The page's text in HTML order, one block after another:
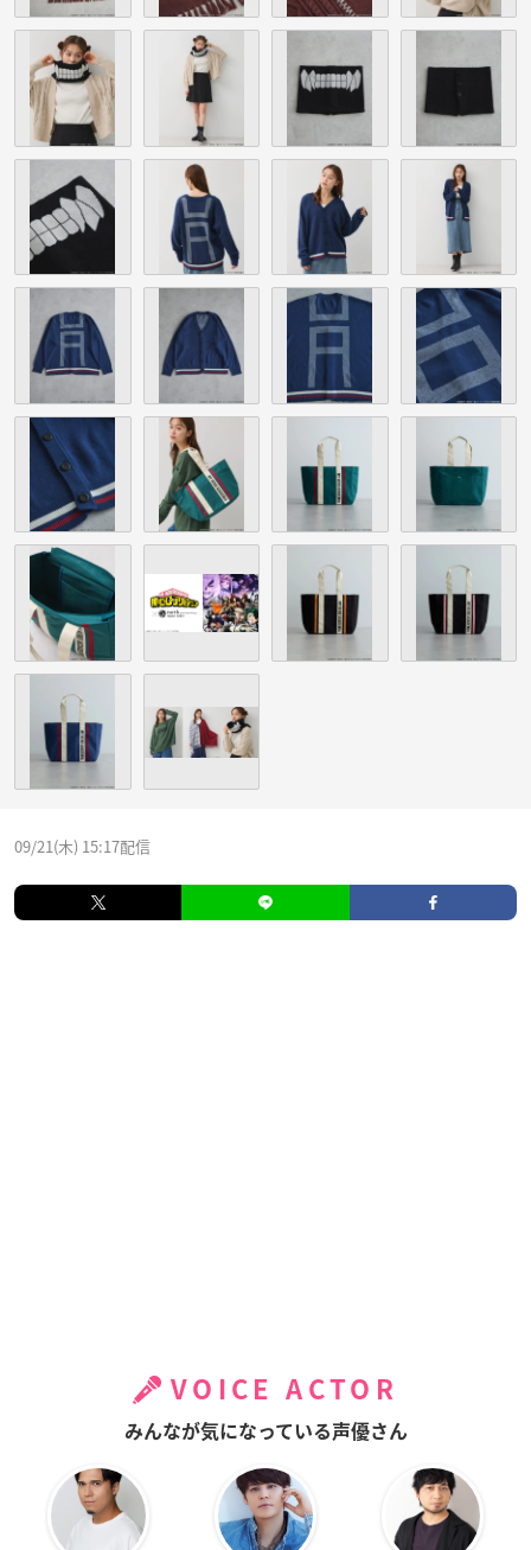
09/21(木) 15:17配信
VOICE ACTOR
みんなが気になっている声優さん